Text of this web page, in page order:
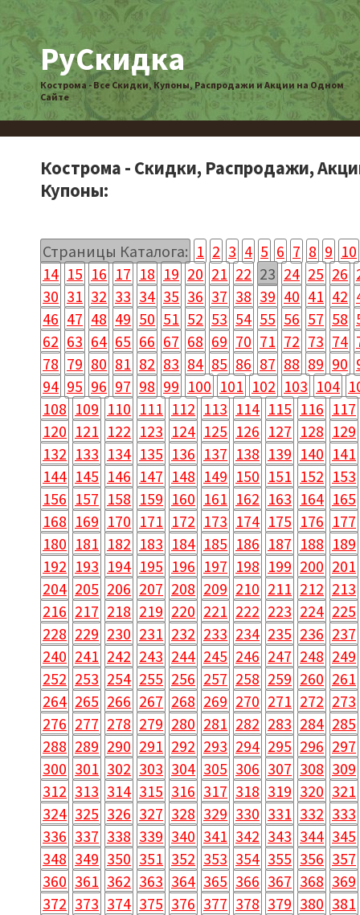
РуСкидка
Кострома - Все Скидки, Купоны, Распродажи и Акции на Одном
Сайте
Кострома - Скидки, Распродажи,
Купоны:
Страницы Каталога: 1 2 3 4 5 6 7 8 9 10
14 15 16 17 18 19 20 21 22 23 24 25 26
30 31 32 33 34 35 36 37 38 39 40 41 42
46 47 48 49 50 51 52 53 54 55 56 57 58
62 63 64 65 66 67 68 69 70 71 72 73 74
78 79 80 81 82 83 84 85 86 87 88 89 90
94 95 96 97 98 99 100 101 102 103 104
108 109 110 111 112 113 114 115 116 117
120 121 122 123 124 125 126 127 128 129
132 133 134 135 136 137 138 139 140 141
144 145 146 147 148 149 150 151 152 153
156 157 158 159 160 161 162 163 164 165
168 169 170 171 172 173 174 175 176 177
180 181 182 183 184 185 186 187 188 189
192 193 194 195 196 197 198 199 200 201
204 205 206 207 208 209 210 211 212 213
216 217 218 219 220 221 222 223 224 225
228 229 230 231 232 233 234 235 236 237
240 241 242 243 244 245 246 247 248 249
252 253 254 255 256 257 258 259 260 261
264 265 266 267 268 269 270 271 272 273
276 277 278 279 280 281 282 283 284 285
288 289 290 291 292 293 294 295 296 297
300 301 302 303 304 305 306 307 308 309
312 313 314 315 316 317 318 319 320 321
324 325 326 327 328 329 330 331 332 333
336 337 338 339 340 341 342 343 344 345
348 349 350 351 352 353 354 355 356 357
360 361 362 363 364 365 366 367 368 369
372 373 374 375 376 377 378 379 380 381